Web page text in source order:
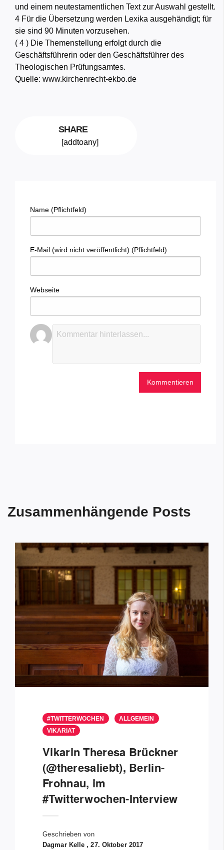
und einem neutestamentlichen Text zur Auswahl gestellt.
4 Für die Übersetzung werden Lexika ausgehändigt; für
sie sind 90 Minuten vorzusehen.
( 4 ) Die Themenstellung erfolgt durch die
Geschäftsführerin oder den Geschäftsführer des
Theologischen Prüfungsamtes.
Quelle: www.kirchenrecht-ekbo.de
SHARE
[addtoany]
Name (Pflichtfeld)
E-Mail (wird nicht veröffentlicht) (Pflichtfeld)
Webseite
Zusammenhängende Posts
#TWITTERWOCHEN
ALLGEMEIN
VIKARIAT
Vikarin Theresa Brückner
(@theresaliebt), Berlin-
Frohnau, im
#Twitterwochen-Interview
Geschrieben von
Dagmar Kelle , 27. Oktober 2017